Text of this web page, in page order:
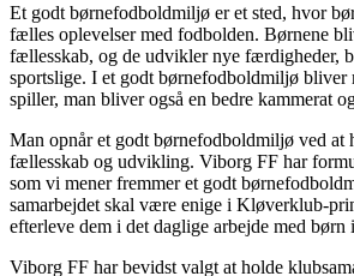
Et godt børnefodboldmiljø er et sted, hvor
fælles oplevelser med fodbolden. Børnene
fællesskab, og de udvikler nye færdigheder,
sportslige. I et godt børnefodboldmiljø bliver
spiller, man bliver også en bedre kammerat
Man opnår et godt børnefodboldmiljø ved at
fællesskab og udvikling. Viborg FF har
som vi mener fremmer et godt
samarbejdet skal være enige i Kløverklub-
efterleve dem i det daglige arbejde med børn
Viborg FF har bevidst valgt at holde